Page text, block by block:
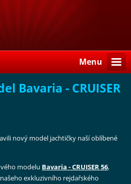
Menu
Bavaria - CRUISER
nový model jachtičky naší oblíbené
modelu Bavaria - CRUISER 56,
exkluzivního rejdařského